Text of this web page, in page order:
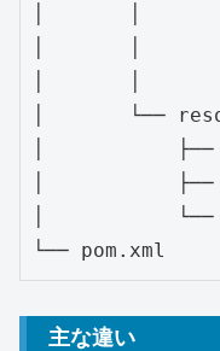
│       │
│       │
│       │
│       └──
│           ├──
│           ├──
│           └──
└── pom.xml
主な違い